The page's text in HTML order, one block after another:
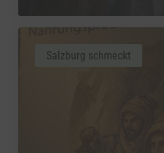
Salzburg schmeckt